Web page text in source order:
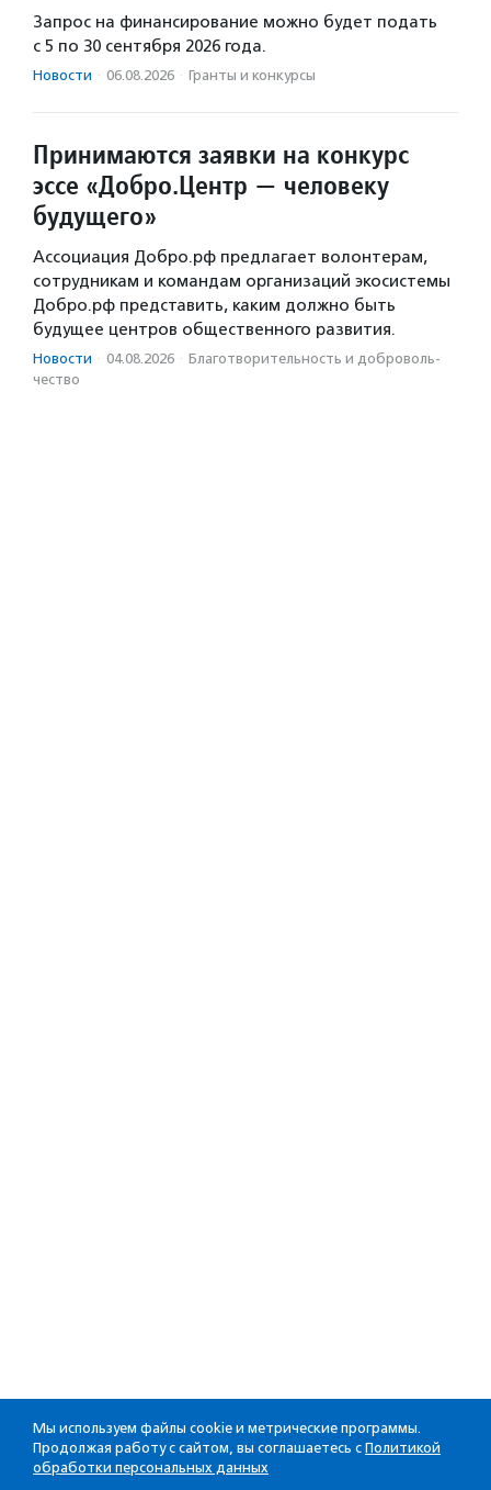
Запрос на финансирование можно будет подать
с 5 по 30 сентября 2026 года.
Новости · 06.08.2026 · Гранты и конкурсы
Принимаются заявки на конкурс
эссе «Добро.Центр — человеку
будущего»
Ассоциация Добро.рф предлагает волонтерам,
сотрудникам и командам организаций экосистемы
Добро.рф представить, каким должно быть
будущее центров общественного развития.
Новости · 04.08.2026 · Благотвори­тель­ность и доброволь­
чест­во
Мы используем файлы cookie и метрические программы.
Продолжая работу с сайтом, вы соглашаетесь с Политикой
обработки персональных данных